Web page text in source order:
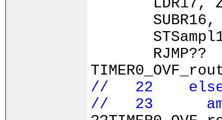
LDR17,
SUBR16,
RJMP??
// 22
// 23 ampl1